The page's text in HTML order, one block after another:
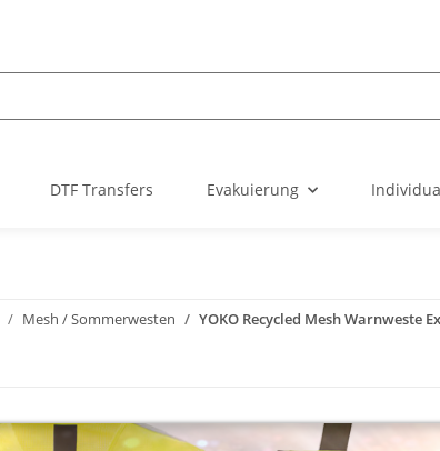
DTF Transfers Evakuierung
Mesh / Sommerwesten YOKO Recycled Mesh Warnweste